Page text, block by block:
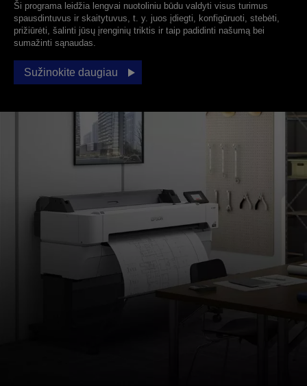
Ši programa leidžia lengvai nuotoliniu būdu valdyti visus turimus
spausdintuvus ir skaitytuvus, t. y. juos įdiegti, konfigūruoti, stebėti,
prižiūrėti, šalinti jūsų įrenginių triktis ir taip padidinti našumą bei
sumažinti sąnaudas.
Sužinokite daugiau